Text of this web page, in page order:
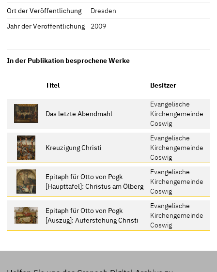
Ort der Veröffentlichung
Dresden
Jahr der Veröffentlichung
2009
In der Publikation besprochene Werke
Titel Besitzer
Das letzte Abendmahl
Evangelische
Kirchengemeinde
Coswig
Kreuzigung Christi
Evangelische
Kirchengemeinde
Coswig
Epitaph für Otto von Pogk
[Haupttafel]: Christus am Ölberg
Evangelische
Kirchengemeinde
Coswig
Epitaph für Otto von Pogk
[Auszug]: Auferstehung Christi
Evangelische
Kirchengemeinde
Coswig